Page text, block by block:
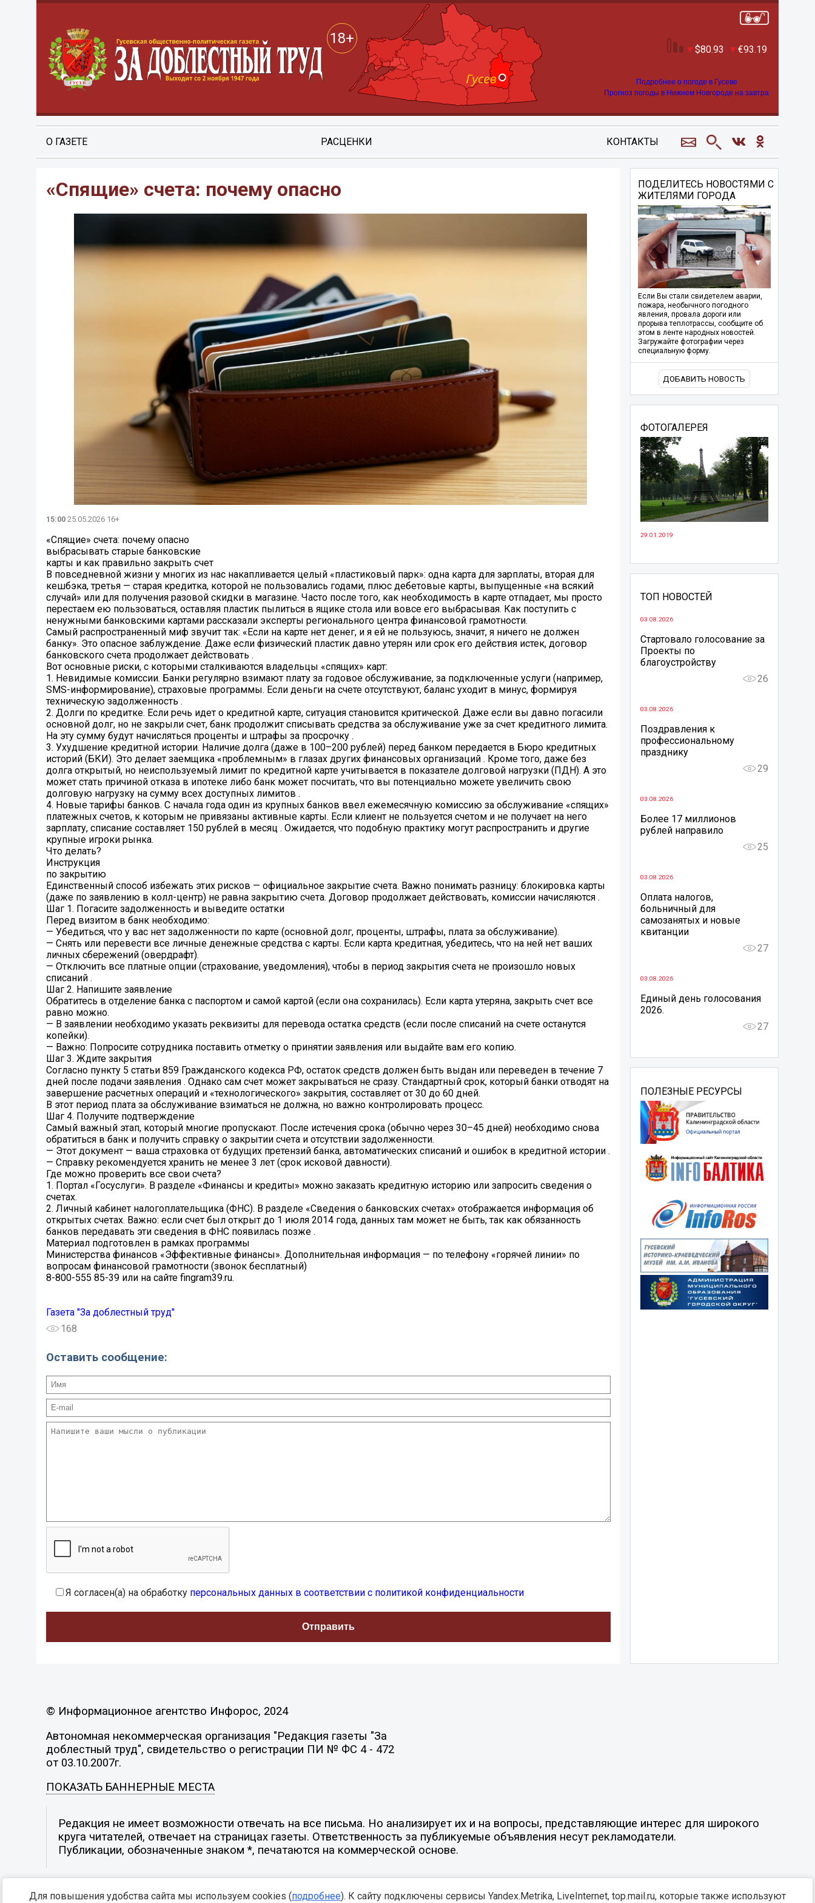
18+
80.93 93.19
Подробнее о погоде в Гусеве
Прогноз погоды в Нижнем Новгороде на завтра
О ГАЗЕТЕ РАСЦЕНКИ КОНТАКТЫ
«Спящие» счета: почему опасно
15:00 25.05.2026 16+
«Спящие» счета: почему опасно
выбрасывать старые банковские
карты и как правильно закрыть счет
В повседневной жизни у многих из нас накапливается целый «пластиковый парк»: одна карта для зарплаты, вторая для
кешбэка, третья — старая кредитка, которой не пользовались годами, плюс дебетовые карты, выпущенные «на всякий
случай» или для получения разовой скидки в магазине. Часто после того, как необходимость в карте отпадает, мы просто
перестаем ею пользоваться, оставляя пластик пылиться в ящике стола или вовсе его выбрасывая. Как поступить с
ненужными банковскими картами рассказали эксперты регионального центра финансовой грамотности.
Самый распространенный миф звучит так: «Если на карте нет денег, и я ей не пользуюсь, значит, я ничего не должен
банку». Это опасное заблуждение. Даже если физический пластик давно утерян или срок его действия истек, договор
банковского счета продолжает действовать .
Вот основные риски, с которыми сталкиваются владельцы «спящих» карт:
1. Невидимые комиссии. Банки регулярно взимают плату за годовое обслуживание, за подключенные услуги (например,
SMS-информирование), страховые программы. Если деньги на счете отсутствуют, баланс уходит в минус, формируя
техническую задолженность .
2. Долги по кредитке. Если речь идет о кредитной карте, ситуация становится критической. Даже если вы давно погасили
основной долг, но не закрыли счет, банк продолжит списывать средства за обслуживание уже за счет кредитного лимита.
На эту сумму будут начисляться проценты и штрафы за просрочку .
3. Ухудшение кредитной истории. Наличие долга (даже в 100–200 рублей) перед банком передается в Бюро кредитных
историй (БКИ). Это делает заемщика «проблемным» в глазах других финансовых организаций . Кроме того, даже без
долга открытый, но неиспользуемый лимит по кредитной карте учитывается в показателе долговой нагрузки (ПДН). А это
может стать причиной отказа в ипотеке либо банк может посчитать, что вы потенциально можете увеличить свою
долговую нагрузку на сумму всех доступных лимитов .
4. Новые тарифы банков. С начала года один из крупных банков ввел ежемесячную комиссию за обслуживание «спящих»
платежных счетов, к которым не привязаны активные карты. Если клиент не пользуется счетом и не получает на него
зарплату, списание составляет 150 рублей в месяц . Ожидается, что подобную практику могут распространить и другие
крупные игроки рынка.
Что делать?
Инструкция
по закрытию
Единственный способ избежать этих рисков — официальное закрытие счета. Важно понимать разницу: блокировка карты
(даже по заявлению в колл-центр) не равна закрытию счета. Договор продолжает действовать, комиссии начисляются .
Шаг 1. Погасите задолженность и выведите остатки
Перед визитом в банк необходимо:
— Убедиться, что у вас нет задолженности по карте (основной долг, проценты, штрафы, плата за обслуживание).
— Снять или перевести все личные денежные средства с карты. Если карта кредитная, убедитесь, что на ней нет ваших
личных сбережений (овердрафт).
— Отключить все платные опции (страхование, уведомления), чтобы в период закрытия счета не произошло новых
списаний .
Шаг 2. Напишите заявление
Обратитесь в отделение банка с паспортом и самой картой (если она сохранилась). Если карта утеряна, закрыть счет все
равно можно.
— В заявлении необходимо указать реквизиты для перевода остатка средств (если после списаний на счете останутся
копейки).
— Важно: Попросите сотрудника поставить отметку о принятии заявления или выдайте вам его копию.
Шаг 3. Ждите закрытия
Согласно пункту 5 статьи 859 Гражданского кодекса РФ, остаток средств должен быть выдан или переведен в течение 7
дней после подачи заявления . Однако сам счет может закрываться не сразу. Стандартный срок, который банки отводят на
завершение расчетных операций и «технологического» закрытия, составляет от 30 до 60 дней.
В этот период плата за обслуживание взиматься не должна, но важно контролировать процесс.
Шаг 4. Получите подтверждение
Самый важный этап, который многие пропускают. После истечения срока (обычно через 30–45 дней) необходимо снова
обратиться в банк и получить справку о закрытии счета и отсутствии задолженности.
— Этот документ — ваша страховка от будущих претензий банка, автоматических списаний и ошибок в кредитной истории .
— Справку рекомендуется хранить не менее 3 лет (срок исковой давности).
Где можно проверить все свои счета?
1. Портал «Госуслуги». В разделе «Финансы и кредиты» можно заказать кредитную историю или запросить сведения о
счетах.
2. Личный кабинет налогоплательщика (ФНС). В разделе «Сведения о банковских счетах» отображается информация об
открытых счетах. Важно: если счет был открыт до 1 июля 2014 года, данных там может не быть, так как обязанность
банков передавать эти сведения в ФНС появилась позже .
Материал подготовлен в рамках программы
Министерства финансов «Эффективные финансы». Дополнительная информация — по телефону «горячей линии» по
вопросам финансовой грамотности (звонок бесплатный)
8-800-555 85-39 или на сайте fingram39.ru.
Газета "За доблестный труд"
168
Оставить сообщение:
Я согласен(а) на обработку персональных данных в соответствии с политикой конфиденциальности
ПОДЕЛИТЕСЬ НОВОСТЯМИ С
ЖИТЕЛЯМИ ГОРОДА
Если Вы стали свидетелем аварии,
пожара, необычного погодного
явления, провала дороги или
прорыва теплотрассы, сообщите об
этом в ленте народных новостей.
Загружайте фотографии через
специальную форму.
ДОБАВИТЬ НОВОСТЬ
ФОТОГАЛЕРЕЯ
29.01.2019
ТОП НОВОСТЕЙ
03.08.2026
Стартовало голосование за
Проекты по
благоустройству
26
03.08.2026
Поздравления к
профессиональному
празднику
29
03.08.2026
Более 17 миллионов
рублей направило
25
03.08.2026
Оплата налогов,
больничный для
самозанятых и новые
квитанции
27
03.08.2026
Единый день голосования
2026.
27
ПОЛЕЗНЫЕ РЕСУРСЫ
© Информационное агентство Инфорос, 2024
Автономная некоммерческая организация "Редакция газеты "За
доблестный труд", свидетельство о регистрации ПИ № ФС 4 - 472
от 03.10.2007г.
ПОКАЗАТЬ БАННЕРНЫЕ МЕСТА
Редакция не имеет возможности отвечать на все письма. Но анализирует их и на вопросы, представляющие интерес для широкого
круга читателей, отвечает на страницах газеты. Ответственность за публикуемые объявления несут рекламодатели.
Публикации, обозначенные знаком *, печатаются на коммерческой основе.
Разработка -
Для повышения удобства сайта мы используем cookies (подробнее). К сайту подключены сервисы Yandex.Metrika, LiveInternet, top.mail.ru, которые также используют